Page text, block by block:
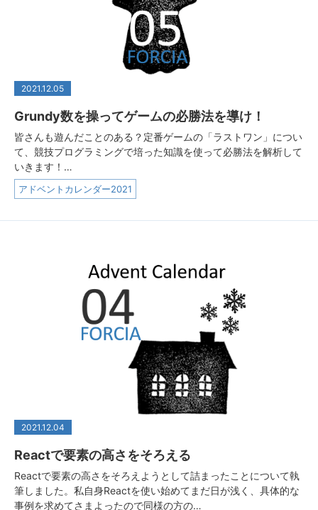
2021.12.05
Grundy数を操ってゲームの必勝法を導け！
皆さんも遊んだことのある？定番ゲームの「ラストワン」につい
て、競技プログラミングで培った知識を使って必勝法を解析して
いきます！…
アドベントカレンダー2021
2021.12.04
Reactで要素の高さをそろえる
Reactで要素の高さをそろえようとして詰まったことについて執
筆しました。私自身Reactを使い始めてまだ日が浅く、具体的な
事例を求めてさまよったので同様の方の…